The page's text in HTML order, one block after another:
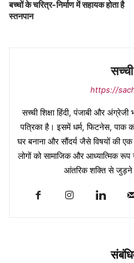
बच्चों के चरित्र-निर्माण में सहायक होता है
स्तनपान
सच्ची
https://
सच्ची शिक्षा हिंदी, पंजाबी और
पत्रिका है। इसमें धर्म, फिटनेस, पाक
घर बनाना और सौंदर्य जैसे विषयों की
लोगों को सामाजिक और आध्यात्मिक
आंतरिक शक्ति से जुड़ने